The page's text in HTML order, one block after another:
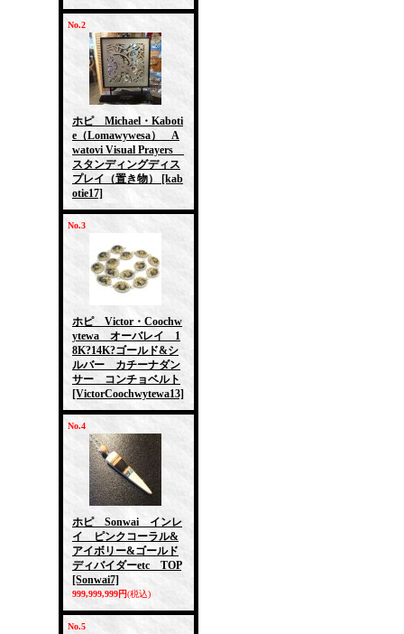
No.2
ホピ Michael・Kaboti
e（Lomawywesa） A
watovi Visual Prayers
スタンディングディス
プレイ（置き物）
[kab
otie17]
No.3
ホピ Victor・Coochw
ytewa オーバレイ 1
8K?14K?ゴールド&シ
ルバー カチーナダン
サー コンチョベルト
[VictorCoochwytewa13]
No.4
ホピ Sonwai インレ
イ ピンクコーラル&
アイボリー&ゴールド
ディバイダーetc TOP
[Sonwai7]
999,999,999円(税込)
No.5